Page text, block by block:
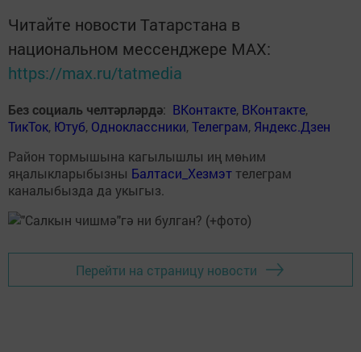
Читайте новости Татарстана в
национальном мессенджере MАХ:
https://max.ru/tatmedia
Без социаль челтәрләрдә: ВКонтакте, ВКонтакте,
ТикТок, Ютуб, Одноклассники,Телеграм, Яндекс.Дзен
Район тормышына кагылышлы иң мөһим
яңалыкларыбызны Балтаси_Хезмэт телеграм
каналыбызда да укыгыз.
Перейти на страницу новости